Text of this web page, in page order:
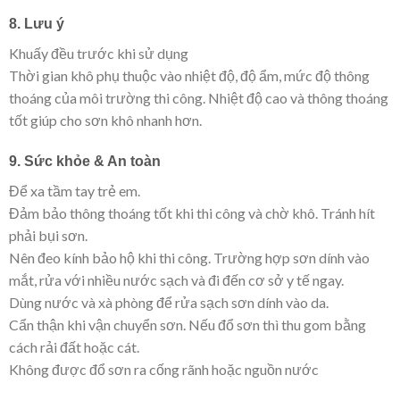
8. Lưu ý
Khuấy đều trước khi sử dụng
Thời gian khô phụ thuộc vào nhiệt độ, độ ẩm, mức độ thông
thoáng của môi trường thi công. Nhiệt độ cao và thông thoáng
tốt giúp cho sơn khô nhanh hơn.
9. Sức khỏe & An toàn
Để xa tầm tay trẻ em.
Đảm bảo thông thoáng tốt khi thi công và chờ khô. Tránh hít
phải bụi sơn.
Nên đeo kính bảo hộ khi thi công. Trường hợp sơn dính vào
mắt, rửa với nhiều nước sạch và đi đến cơ sở y tế ngay.
Dùng nước và xà phòng để rửa sạch sơn dính vào da.
Cẩn thận khi vận chuyển sơn. Nếu đổ sơn thì thu gom bằng
cách rải đất hoặc cát.
Không được đổ sơn ra cống rãnh hoặc nguồn nước